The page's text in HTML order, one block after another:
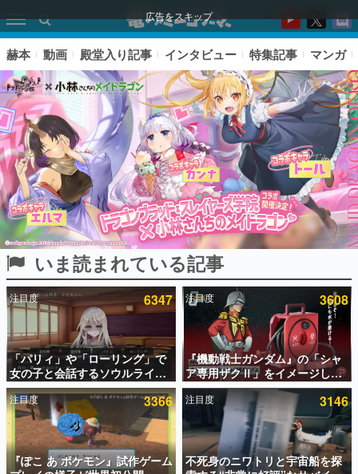
広告をスキップ
ピックアップ
電ファミのいま読まれている記事ランキング
アプリセール情報
インタビュー
連載・特集一覧
殿堂入り記事
SNS拡散数が数千以上！ ページビュー数万以上！ などな
赫本 動画 殿堂入り記事 インタビュー 特集記事 マンガ
いま読まれている記事
注目度 6347
「パリィ」や「ローリング」で
女の子と会話するソウルライク
恋愛ゲーム『小早川さんはソウ
ルライク』無料公開。返事に失
敗すると「YOU DIED」
注目度 3608
『機動戦士ガンダム』の「シャ
ア専用ザクⅡ」をイメージした
散水ホースリールが予約開始。
本体にはシャアのパーソナルマ
ークやジオン公国軍のエンブレ
ム、型式番号などを配置
注目度 3366
『ぽこ あ ポケモン』試作ゲーム
注目度 3146
不死身のニワトリと宇宙船を探